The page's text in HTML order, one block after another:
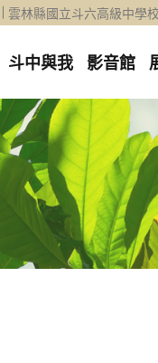
雲林縣國立斗六高級中學
斗中與我 影音館